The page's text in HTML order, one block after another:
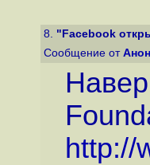
8. "Facebook
Сообщение от
http://